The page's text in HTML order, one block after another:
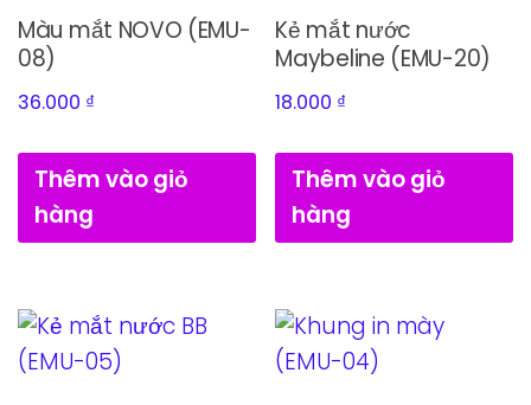
Màu mắt NOVO (EMU-
08)
36.000 ₫
Thêm vào giỏ
hàng
Kẻ mắt nước
Maybeline (EMU-20)
18.000 ₫
Thêm vào giỏ
hàng